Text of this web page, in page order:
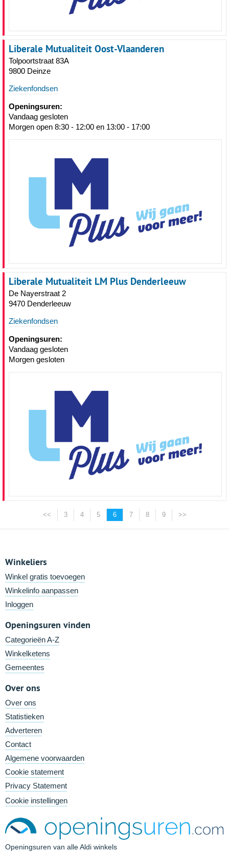
Liberale Mutualiteit Oost-Vlaanderen
Tolpoortstraat 83A
9800 Deinze
Ziekenfondsen
Openingsuren:
Vandaag gesloten
Morgen open 8:30 - 12:00 en 13:00 - 17:00
Liberale Mutualiteit LM Plus Denderleeuw
De Nayerstraat 2
9470 Denderleeuw
Ziekenfondsen
Openingsuren:
Vandaag gesloten
Morgen gesloten
<< 3 4 5 6 7 8 9 >>
Winkeliers
Winkel gratis toevoegen
Winkelinfo aanpassen
Inloggen
Openingsuren vinden
Categorieën A-Z
Winkelketens
Gemeentes
Over ons
Over ons
Statistieken
Adverteren
Contact
Algemene voorwaarden
Cookie statement
Privacy Statement
Cookie instellingen
Openingsuren van alle Aldi winkels